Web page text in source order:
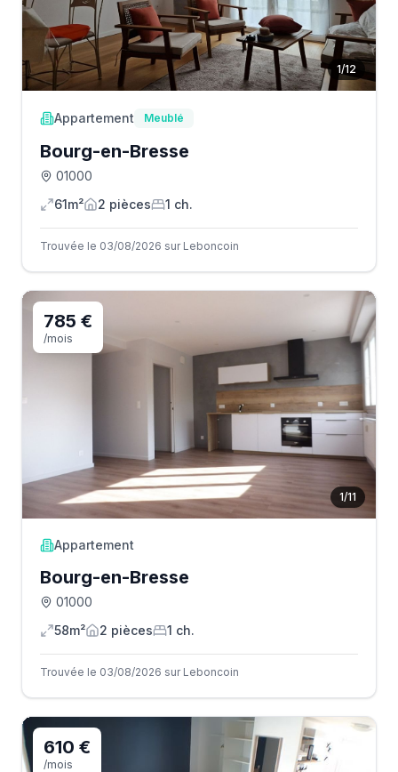
1/12
Appartement Meublé
Bourg-en-Bresse
01000
61m²
2 pièces 1 ch.
Trouvée le 03/08/2026 sur Leboncoin
1/11
785 €
/mois
Appartement
Bourg-en-Bresse
01000
58m²
2 pièces 1 ch.
Trouvée le 03/08/2026 sur Leboncoin
610 €
/mois